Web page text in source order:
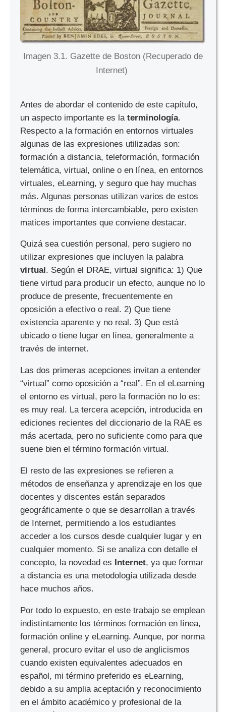
Imagen 3.1. Gazette de Boston (Recuperado de
Internet)
Antes de abordar el contenido de este capítulo,
un aspecto importante es la terminología.
Respecto a la formación en entornos virtuales
algunas de las expresiones utilizadas son:
formación a distancia, teleformación, formación
telemática, virtual, online o en línea, en entornos
virtuales, eLearning, y seguro que hay muchas
más. Algunas personas utilizan varios de estos
términos de forma intercambiable, pero existen
matices importantes que conviene destacar.
Quizá sea cuestión personal, pero sugiero no
utilizar expresiones que incluyen la palabra
virtual . Según el DRAE, virtual significa: 1) Que
tiene virtud para producir un efecto, aunque no lo
produce de presente, frecuentemente en
oposición a efectivo o real. 2) Que tiene
existencia aparente y no real. 3) Que está
ubicado o tiene lugar en línea, generalmente a
través de internet.
Las dos primeras acepciones invitan a entender
“virtual” como oposición a “real”. En el eLearning
el entorno es virtual, pero la formación no lo es;
es muy real. La tercera acepción, introducida en
ediciones recientes del diccionario de la RAE es
más acertada, pero no suficiente como para que
suene bien el término formación virtual.
El resto de las expresiones se refieren a
métodos de enseñanza y aprendizaje en los que
docentes y discentes están separados
geográficamente o que se desarrollan a través
de Internet, permitiendo a los estudiantes
acceder a los cursos desde cualquier lugar y en
cualquier momento. Si se analiza con detalle el
concepto, la novedad es Internet, ya que formar
a distancia es una metodología utilizada desde
hace muchos años.
Por todo lo expuesto, en este trabajo se emplean
indistintamente los términos formación en línea,
formación online y eLearning. Aunque, por norma
general, procuro evitar el uso de anglicismos
cuando existen equivalentes adecuados en
español, mi término preferido es eLearning,
debido a su amplia aceptación y reconocimiento
en el ámbito académico y profesional de la